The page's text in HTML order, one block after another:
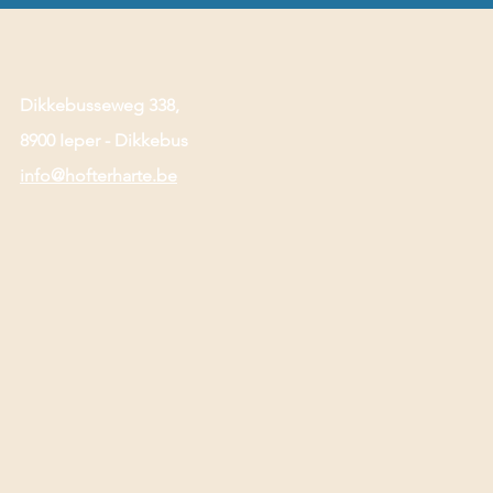
Dikkebusseweg 338,
8900 Ieper - Dikkebus
info@hofterharte.be